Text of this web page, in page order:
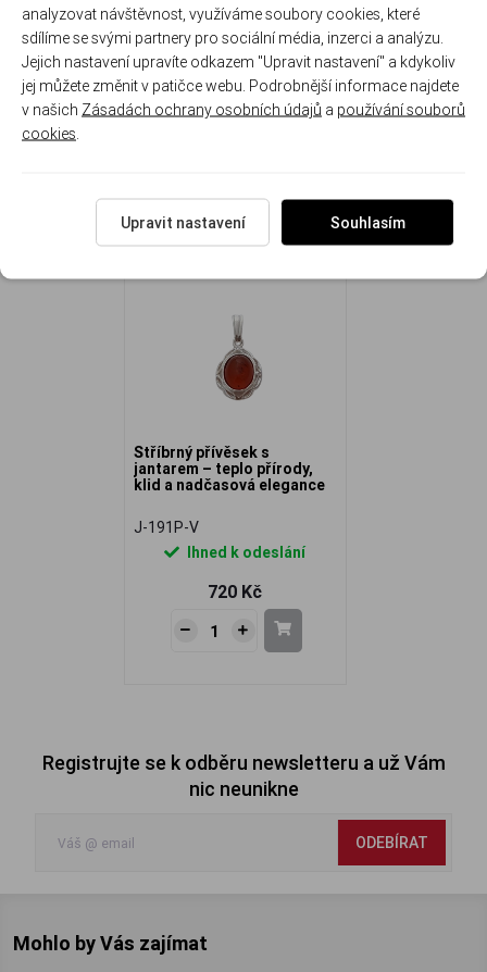
Rozměr přívěsku: 1.5 cm ( s očkem 2.4 cm ) x 1.3 cm.
Hmotnost přívěsku: 1.2 g
NAPOSLEDY ZOBRAZENÉ
Stříbrný přívěsek s
jantarem – teplo přírody,
klid a nadčasová elegance
J-191P-V
Ihned k odeslání
720 Kč
Registrujte se k odběru newsletteru a už Vám
nic neunikne
ODEBÍRAT
Mohlo by Vás zajímat
analyzovat návštěvnost, využíváme soubory cookies, které
sdílíme se svými partnery pro sociální média, inzerci a analýzu.
Jejich nastavení upravíte odkazem "Upravit nastavení" a kdykoliv
jej můžete změnit v patičce webu. Podrobnější informace najdete
v našich Zásadách ochrany osobních údajů a používání souborů
cookies
Upravit nastavení Souhlasím